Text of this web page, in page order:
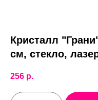
Кристалл
см, стекло,
256 р.